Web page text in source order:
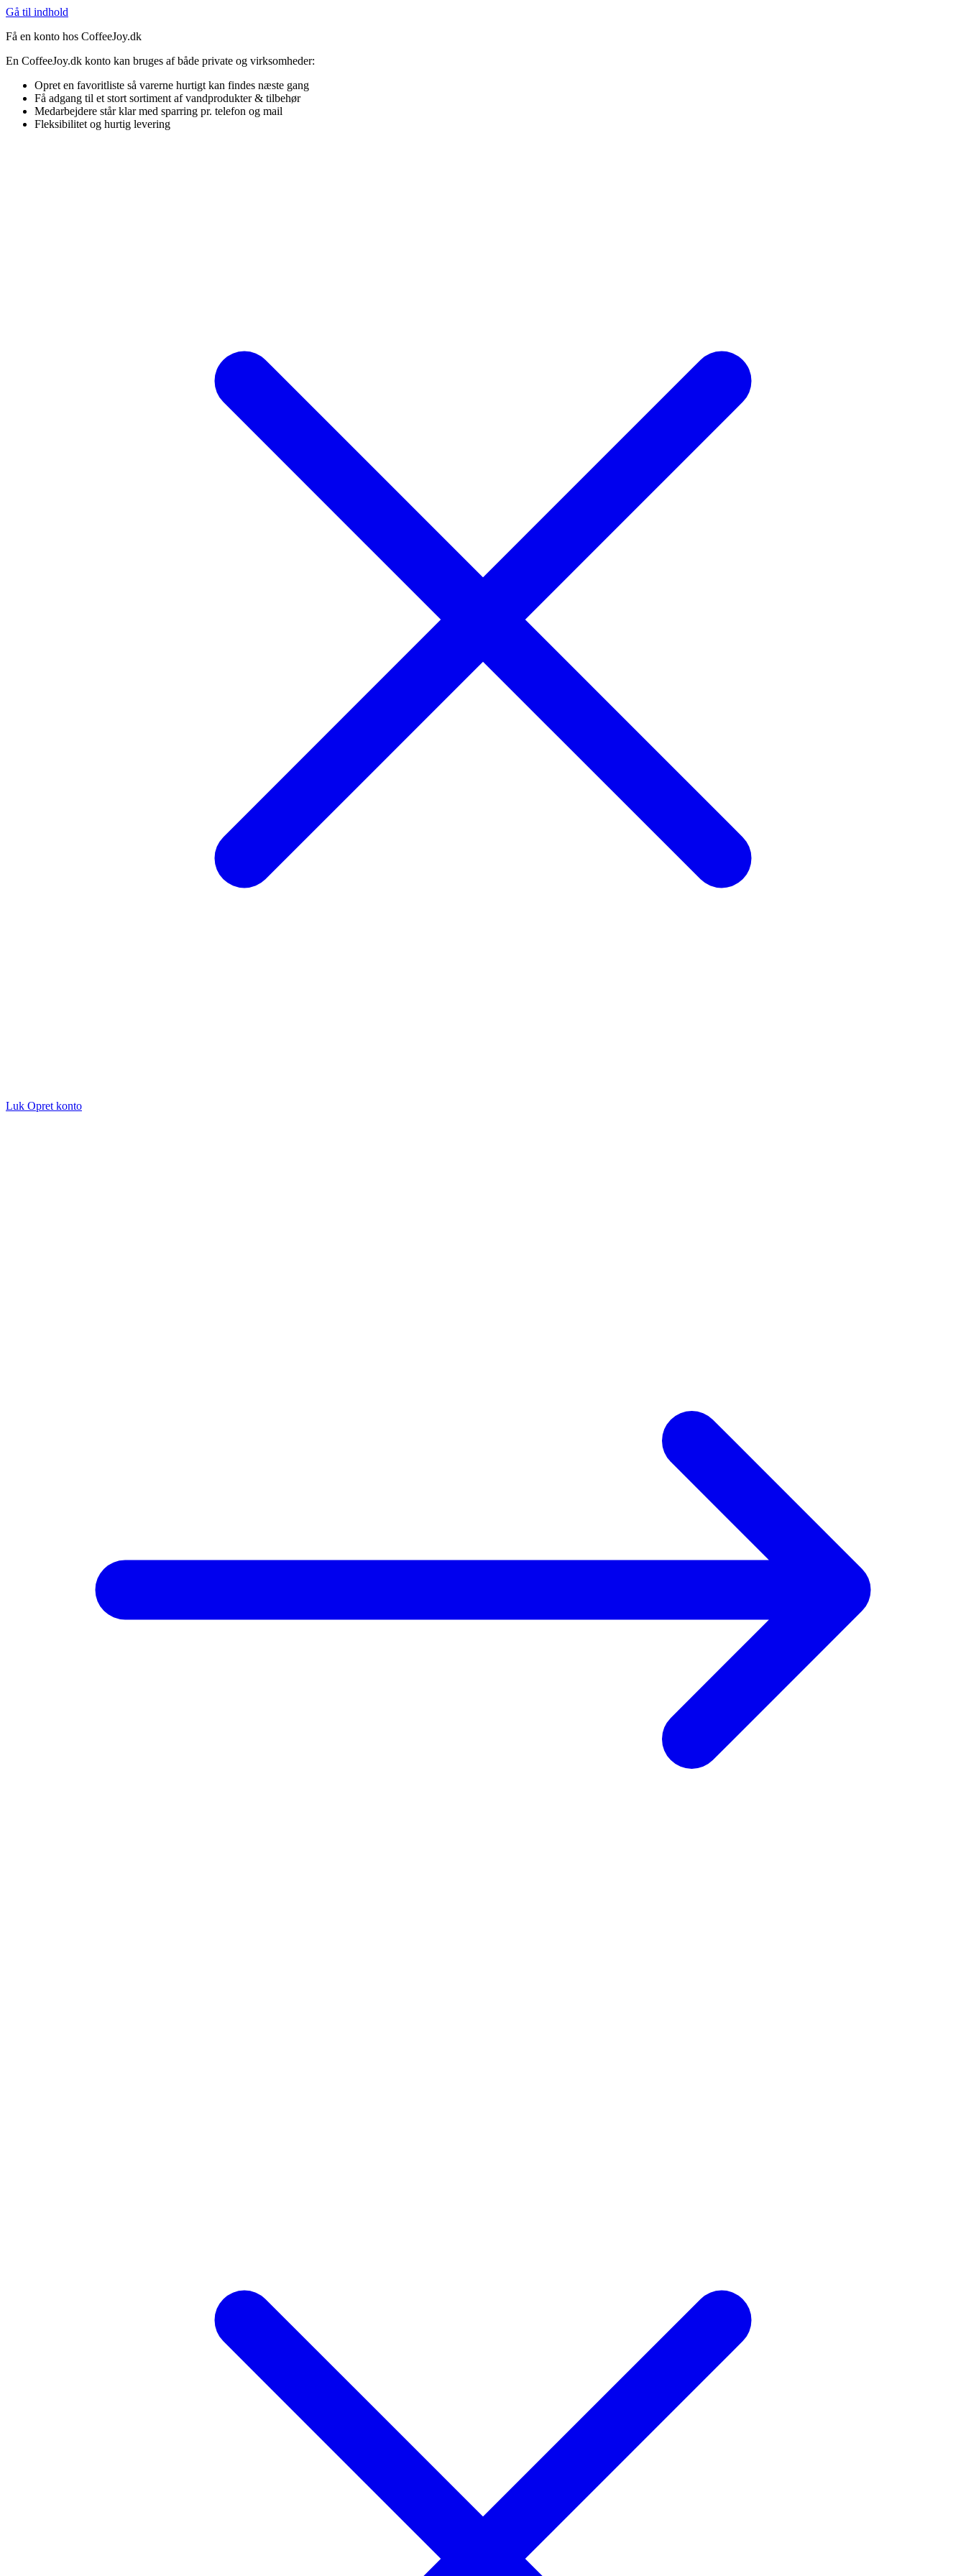
Gå til indhold
Få en konto hos CoffeeJoy.dk
En CoffeeJoy.dk konto kan bruges af både private og virksomheder:
Opret en favoritliste så varerne hurtigt kan findes næste gang
Få adgang til et stort sortiment af vandprodukter & tilbehør
Medarbejdere står klar med sparring pr. telefon og mail
Fleksibilitet og hurtig levering
Luk Opret konto